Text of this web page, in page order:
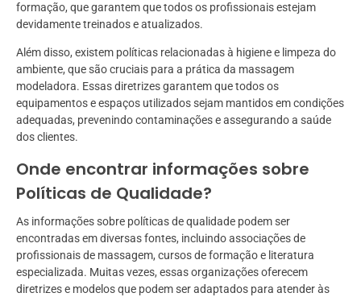
formação, que garantem que todos os profissionais estejam
devidamente treinados e atualizados.
Além disso, existem políticas relacionadas à higiene e limpeza do
ambiente, que são cruciais para a prática da massagem
modeladora. Essas diretrizes garantem que todos os
equipamentos e espaços utilizados sejam mantidos em condições
adequadas, prevenindo contaminações e assegurando a saúde
dos clientes.
Onde encontrar informações sobre
Políticas de Qualidade?
As informações sobre políticas de qualidade podem ser
encontradas em diversas fontes, incluindo associações de
profissionais de massagem, cursos de formação e literatura
especializada. Muitas vezes, essas organizações oferecem
diretrizes e modelos que podem ser adaptados para atender às